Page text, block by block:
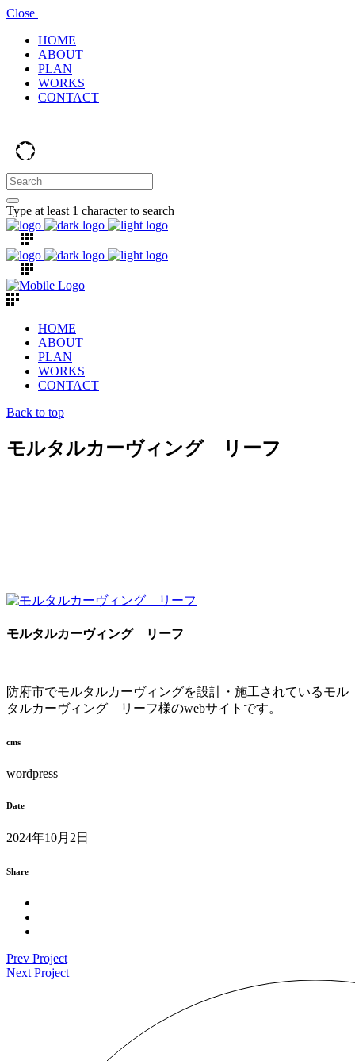
Close
HOME
ABOUT
PLAN
WORKS
CONTACT
Type at least 1 character to search
HOME
ABOUT
PLAN
WORKS
CONTACT
Back to top
モルタルカーヴィング リーフ
モルタルカーヴィング リーフ
防府市でモルタルカーヴィングを設計・施工されているモル
タルカーヴィング リーフ様のwebサイトです。
cms
wordpress
Date
2024年10月2日
Share
Prev Project
Next Project